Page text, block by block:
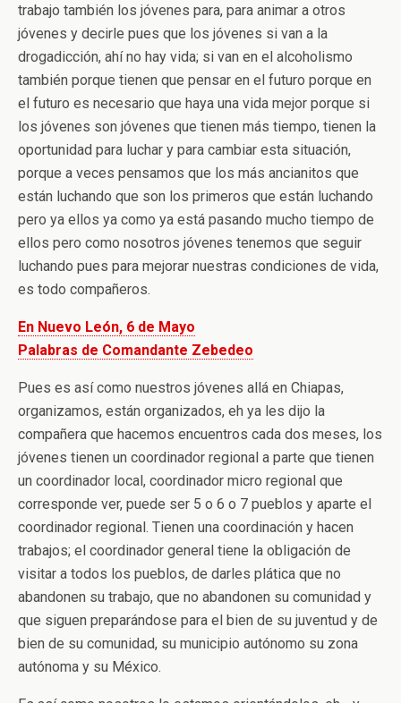
trabajo también los jóvenes para, para animar a otros
jóvenes y decirle pues que los jóvenes si van a la
drogadicción, ahí no hay vida; si van en el alcoholismo
también porque tienen que pensar en el futuro porque en
el futuro es necesario que haya una vida mejor porque si
los jóvenes son jóvenes que tienen más tiempo, tienen la
oportunidad para luchar y para cambiar esta situación,
porque a veces pensamos que los más ancianitos que
están luchando que son los primeros que están luchando
pero ya ellos ya como ya está pasando mucho tiempo de
ellos pero como nosotros jóvenes tenemos que seguir
luchando pues para mejorar nuestras condiciones de vida,
es todo compañeros.
En Nuevo León, 6 de Mayo
Palabras de Comandante Zebedeo
Pues es así como nuestros jóvenes allá en Chiapas,
organizamos, están organizados, eh ya les dijo la
compañera que hacemos encuentros cada dos meses, los
jóvenes tienen un coordinador regional a parte que tienen
un coordinador local, coordinador micro regional que
corresponde ver, puede ser 5 o 6 o 7 pueblos y aparte el
coordinador regional. Tienen una coordinación y hacen
trabajos; el coordinador general tiene la obligación de
visitar a todos los pueblos, de darles plática que no
abandonen su trabajo, que no abandonen su comunidad y
que siguen preparándose para el bien de su juventud y de
bien de su comunidad, su municipio autónomo su zona
autónoma y su México.